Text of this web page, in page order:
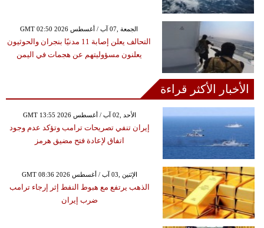
GMT 02:50 2026 الجمعة ,07 آب / أغسطس
التحالف يعلن إصابة 11 مدنيًا بنجران والحوثيون
يعلنون مسؤوليتهم عن هجمات في اليمن
الأخبار الأكثر قراءة
GMT 13:55 2026 الأحد ,02 آب / أغسطس
إيران تنفي تصريحات ترامب وتؤكد عدم وجود
اتفاق لإعادة فتح مضيق هرمز
GMT 08:36 2026 الإثنين ,03 آب / أغسطس
الذهب يرتفع مع هبوط النفط إثر إرجاء ترامب
ضرب إيران